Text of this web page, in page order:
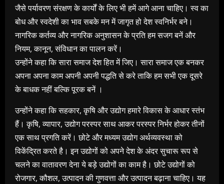
जैसे पर्यावरण संरक्षण के कार्यों के लिए भी हमें आगे आना चाहिए। स्व का
बोध और स्वदेशी का भाव सबके मन में जागृत हो देश स्वनिर्भर बने।
नागरिक कर्तव्य और नागरिक अनुशासन के प्रति हम सजग बनें और
नियम, कानून, संविधान का पालन करें।
उन्होंने कहा कि सारा समाज देश हित में जिए। सारा समाज एक बनकर
अपना अपना काम अपनी अपनी पद्धति से करे ताकि हम सभी एक दूसरे
के बाधक नहीं बल्कि पूरक बनें ।
उन्होंने कहा कि सहकार, कृषि और उद्योग हमारे विकास के आधार स्तंभ
हैं। कृषि, व्यापार, उद्योग परस्पर साथ आकर परस्पर निर्भर होकर तीनों
एक साथ प्रगति करें। छोटे और मध्यम उद्योग अर्थव्यवस्था को
विकेंद्रित करते है। इन उद्योगों को अपने देश के अंदर सुचारू रूप से
चलने का वातावरण देना ये बड़े उद्योगों का काम है। छोटे उद्योगों को
रोजगार, कौशल, उत्पादन की गुणवत्ता और उत्पादन बढ़ाना चाहिए। यह